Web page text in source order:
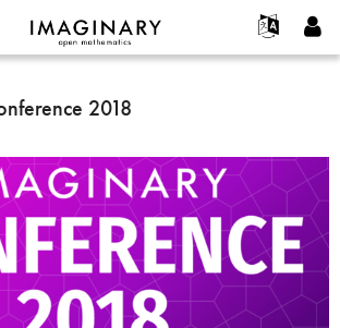
Français
한국어
Español
Türkçe
Programme
Hands-on
Filme
Texte
Ausstellungen
Mehr...
Projekte
Kontakt
Benutzerkonto erstellen
Neues Passwort anfordern
2018